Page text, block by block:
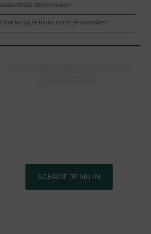
essentiële technieken
Hoe krijg je links naar je website?
SCHRIJF JE NU IN